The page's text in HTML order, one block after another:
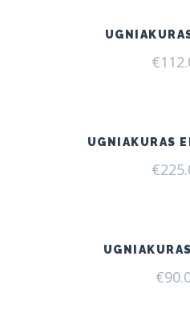
€
UGNIAKURAS
€
€